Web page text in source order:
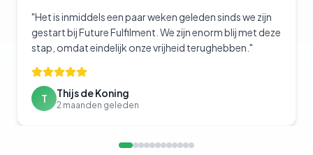
"Het is inmiddels een paar weken geleden sinds we zijn
gestart bij Future Fulfilment. We zijn enorm blij met deze
stap, omdat eindelijk onze vrijheid terughebben. "
T Thijs de Koning
2 maanden geleden